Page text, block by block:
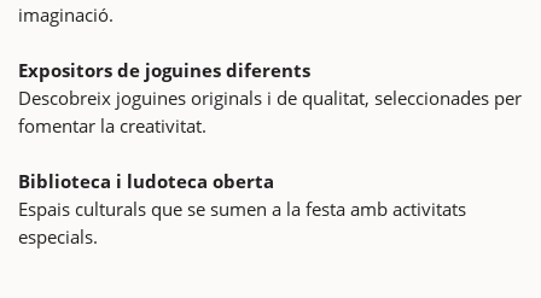
imaginació.
Expositors de joguines diferents
Descobreix joguines originals i de qualitat, seleccionades per
fomentar la creativitat.
Biblioteca i ludoteca oberta
Espais culturals que se sumen a la festa amb activitats
especials.